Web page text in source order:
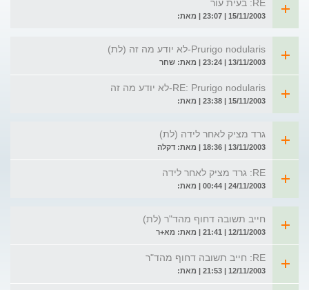
RE: בעית עור
15/11/2003 | 23:07 | מאת:
Prurigo nodularis-לא יודע מה זה (לת)
13/11/2003 | 23:24 | מאת: שחר
RE: Prurigo nodularis-לא יודע מה זה
15/11/2003 | 23:38 | מאת:
גרד מציק לאחר לידה (לת)
13/11/2003 | 18:36 | מאת: דקלה
RE: גרד מציק לאחר לידה
24/11/2003 | 00:44 | מאת:
חייב תשובה דחוף מהד"ר (לת)
12/11/2003 | 21:41 | מאת: מא+ר
RE: חייב תשובה דחוף מהד"ר
12/11/2003 | 21:53 | מאת: